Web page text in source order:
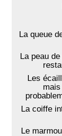
La queue
La peau
Les
La coiffe
Le